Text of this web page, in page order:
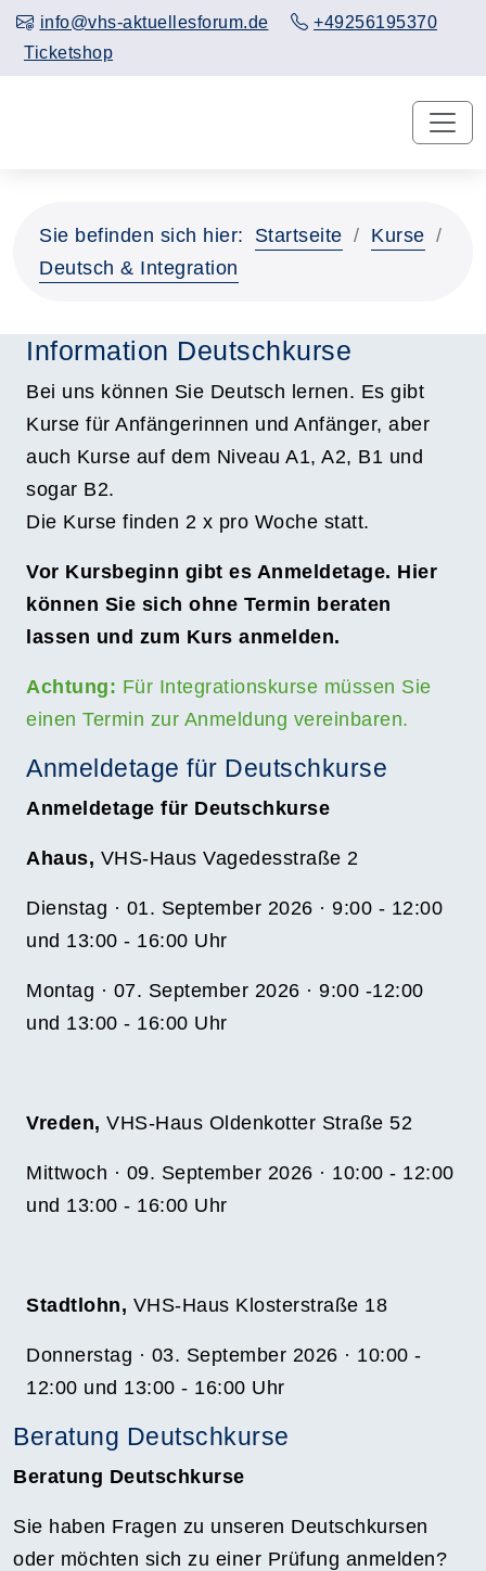
info@vhs-aktuellesforum.de
+49256195370
Ticketshop
Sie befinden sich hier: Startseite
Kurse
Deutsch & Integration
Information Deutschkurse
Bei uns können Sie Deutsch lernen. Es gibt
Kurse für Anfängerinnen und Anfänger, aber
auch Kurse auf dem Niveau A1, A2, B1 und
sogar B2.
Die Kurse finden 2 x pro Woche statt.
Vor Kursbeginn gibt es Anmeldetage. Hier
können Sie sich ohne Termin beraten
lassen und zum Kurs anmelden.
Achtung: Für Integrationskurse müssen Sie
einen Termin zur Anmeldung vereinbaren.
Anmeldetage für Deutschkurse
Anmeldetage für Deutschkurse
Ahaus, VHS-Haus Vagedesstraße 2
Dienstag · 01. September 2026 · 9:00 - 12:00
und 13:00 - 16:00 Uhr
Montag · 07. September 2026 · 9:00 -12:00
und 13:00 - 16:00 Uhr
Vreden, VHS-Haus Oldenkotter Straße 52
Mittwoch · 09. September 2026 · 10:00 - 12:00
und 13:00 - 16:00 Uhr
Stadtlohn, VHS-Haus Klosterstraße 18
Donnerstag · 03. September 2026 · 10:00 -
12:00 und 13:00 - 16:00 Uhr
Beratung Deutschkurse
Beratung Deutschkurse
Sie haben Fragen zu unseren Deutschkursen
oder möchten sich zu einer Prüfung anmelden?